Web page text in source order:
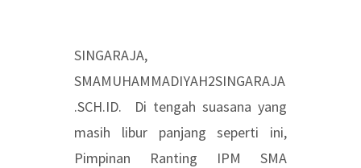
SINGARAJA,
SMAMUHAMMADIYAH2SINGARAJA
.SCH.ID. Di tengah suasana yang
masih libur panjang seperti ini,
Pimpinan Ranting IPM SMA